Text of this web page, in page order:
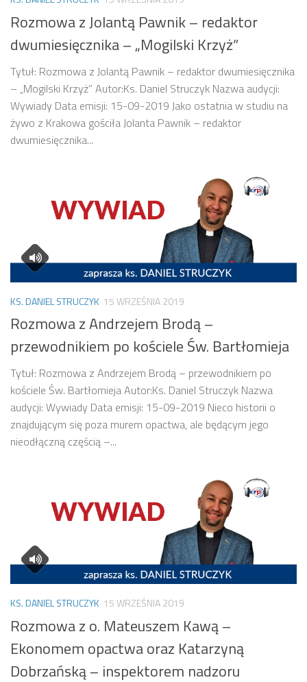
Rozmowa z Jolantą Pawnik – redaktor
dwumiesięcznika – „Mogilski Krzyż”
Tytuł: Rozmowa z Jolantą Pawnik – redaktor dwumiesięcznika
– „Mogilski Krzyż” Autor:Ks. Daniel Struczyk Nazwa audycji:
Wywiady Data emisji: 15-09-2019 Jako ostatnia w studiu na
żywo z Krakowa gościła Jolanta Pawnik – redaktor
dwumiesięcznika...
KS. DANIEL STRUCZYK 15 WRZEŚNIA 2019
Rozmowa z Andrzejem Brodą –
przewodnikiem po kościele Św. Bartłomieja
Tytuł: Rozmowa z Andrzejem Brodą – przewodnikiem po
kościele Św. Bartłomieja Autor:Ks. Daniel Struczyk Nazwa
audycji: Wywiady Data emisji: 15-09-2019 Nieco historii o
znajdującym się poza murem opactwa, ale będącym jego
nieodłączną częścią –...
KS. DANIEL STRUCZYK 15 WRZEŚNIA 2019
Rozmowa z o. Mateuszem Kawą –
Ekonomem opactwa oraz Katarzyną
Dobrzańską – inspektorem nadzoru